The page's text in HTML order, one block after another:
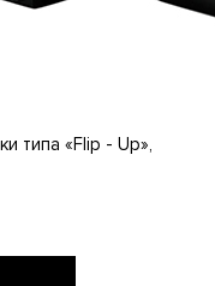
типа «Flip - Up»,